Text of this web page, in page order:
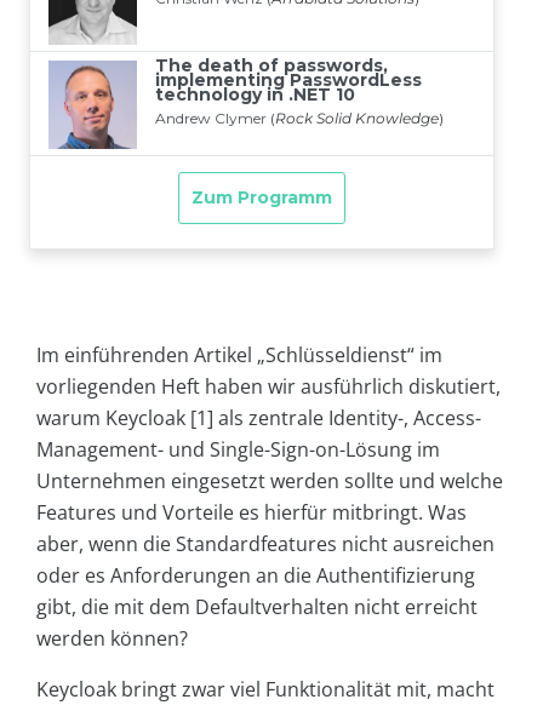
Im einführenden Artikel „Schlüsseldienst“ im
vorliegenden Heft haben wir ausführlich diskutiert,
warum Keycloak [1] als zentrale Identity-, Access-
Management- und Single-Sign-on-Lösung im
Unternehmen eingesetzt werden sollte und welche
Features und Vorteile es hierfür mitbringt. Was
aber, wenn die Standardfeatures nicht ausreichen
oder es Anforderungen an die Authentifizierung
gibt, die mit dem Defaultverhalten nicht erreicht
werden können?
Keycloak bringt zwar viel Funktionalität mit, macht